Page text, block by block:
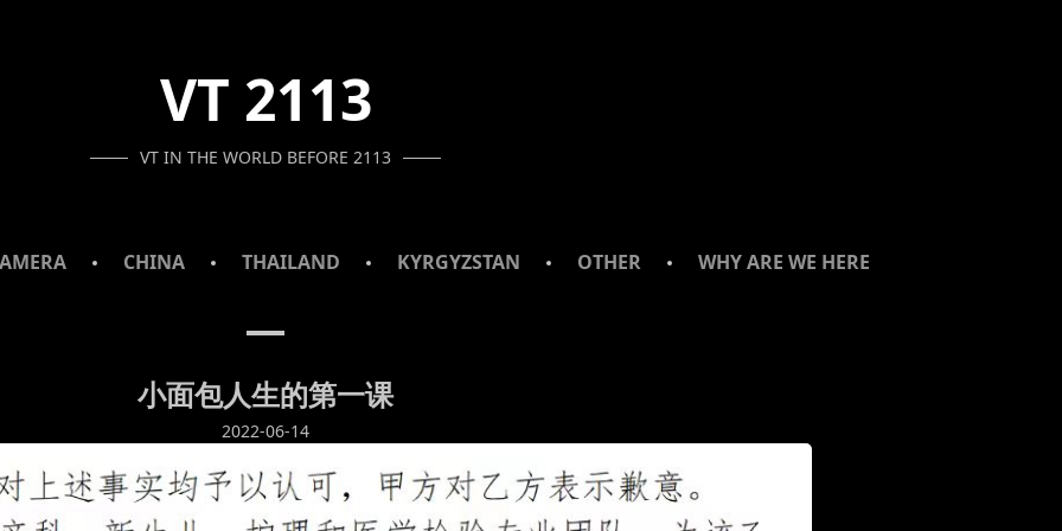
VT 2113
VT IN THE WORLD BEFORE 2113
CHINA THAILAND KYRGYZSTAN OTHER WHY ARE WE HERE
小面包人生的第一课
2022-06-14